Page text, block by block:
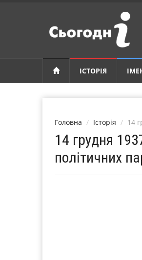
ІСТОРІЯ
Головна Історія 14
14 грудня
політичних